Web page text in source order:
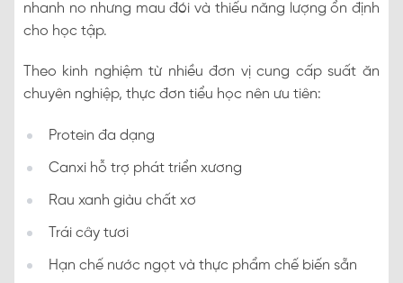
nhanh no nhưng mau đói và thiếu năng lượng ổn định
cho học tập.
Theo kinh nghiệm từ nhiều đơn vị cung cấp suất ăn
chuyên nghiệp, thực đơn tiểu học nên ưu tiên:
Protein đa dạng
Canxi hỗ trợ phát triển xương
Rau xanh giàu chất xơ
Trái cây tươi
Hạn chế nước ngọt và thực phẩm chế biến sẵn